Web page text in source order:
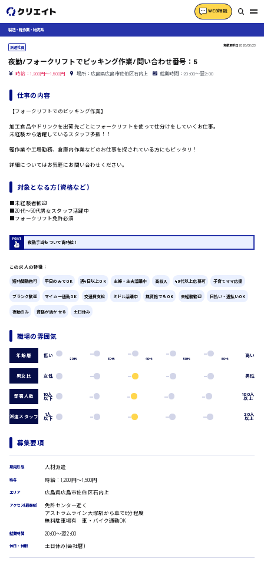
WEB相談
製造・軽作業・物流系
検品・包装・箱詰め
軽作業
フォークリフト
医師
看護助手
看護師
貿易事務
データ入力
コールセンターオペレーター
一般事務
受付事務
医療事務
翻訳、通訳
広島市南区
広島市佐伯区
広島市安佐南区
時給1300円～
時給1400円～
製造・軽作業・物流系
派遣社員 掲載更新日2026/06/23
夜勤/フォークリフトでピッキング作業/問い合わせ番号：5
時給：1,200円～1,500円 場所：広島県広島市佐伯区石内上 就業時間：20:00〜翌2:00
仕事の内容
【フォークリフトでのピッキング作業】
加工食品やドリンクを出荷先ごとにフォークリフトを使って仕分けをしていくお仕事。
未経験から活躍しているスタッフ多数！！
軽作業や工場勤務、倉庫内作業などのお仕事を探されている方にもピッタリ！
詳細についてはお気軽にお問い合わせください。
対象となる方 (資格など)
■未経験者歓迎
■20代〜50代男女スタッフ活躍中
■フォークリフト免許必須
夜勤手当もついて高時給！
この求人の特徴：
短時間勤務可 平日のみでOK 週4日以上OK 主婦・主夫活躍中 高収入 40代以上応募可 子育てママ応援
ブランク歓迎 マイカー通勤OK 交通費支給 ミドル活躍中 無資格でもOK 未経験歓迎 日払い・週払いOK
夜勤のみ 資格が活かせる 土日休み
職場の雰囲気
年齢層 低い
20代 30代 40代 50代 60代
高い
男女比 女性 男性
部署人数 10人
以下
100人
以上
派遣スタッフ 1人
以下
20人
以上
募集要項
雇用形態 人材派遣
給与 時給：1,200円～1,500円
エリア 広島県広島市佐伯区石内上
アクセス(最寄駅)
免許センター近く
アストラムライン大塚駅から車で6分程度
無料駐車場有 車・バイク通勤OK
就業時間 20:00〜翌2:00
休日・休暇 土日休み(会社暦)